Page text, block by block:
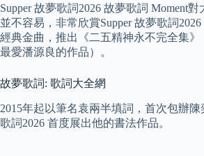
Supper 故夢歌詞2026 故夢歌詞 Moment
並不容易，非常欣賞Supper 故夢歌詞
經典金曲，推出《二五精神永不完全集
最愛潘源良的作品）。
故夢歌詞: 歌詞大全網
2015年起以筆名袁兩半填詞，首次包辦
歌詞2026 首度展出他的書法作品。